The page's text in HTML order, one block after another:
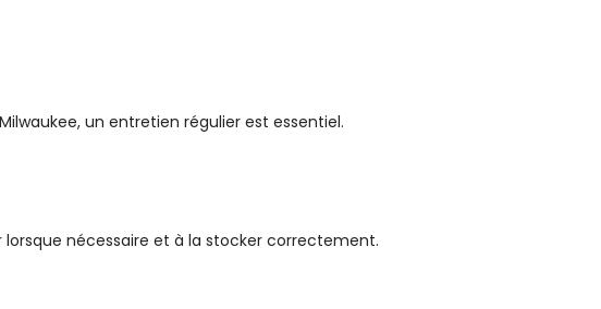
un entretien régulier est essentiel.
nécessaire et à la stocker correctement.